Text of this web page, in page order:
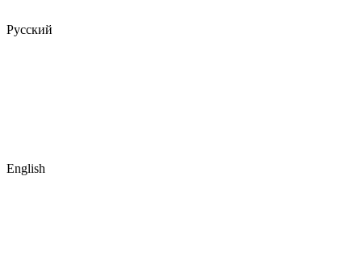
Русский
English